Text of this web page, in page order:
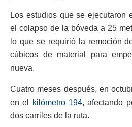
Los estudios que se ejecutaron
el colapso de la bóveda a 25
lo que se requirió la remoción
cúbicos de material para
nueva.
Cuatro meses después, en
en el
kilómetro 194, afectando
dos carriles de la ruta.